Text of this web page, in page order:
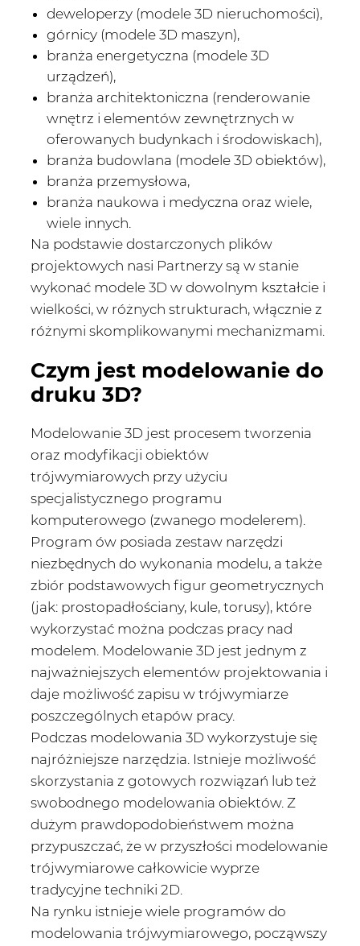
deweloperzy (modele 3D nieruchomości),
górnicy (modele 3D maszyn),
branża energetyczna (modele 3D
urządzeń),
branża architektoniczna (renderowanie
wnętrz i elementów zewnętrznych w
oferowanych budynkach i środowiskach),
branża budowlana (modele 3D obiektów),
branża przemysłowa,
branża naukowa i medyczna oraz wiele,
wiele innych.
Na podstawie dostarczonych plików
projektowych nasi Partnerzy są w stanie
wykonać modele 3D w dowolnym kształcie i
wielkości, w różnych strukturach, włącznie z
różnymi skomplikowanymi mechanizmami.
Czym jest modelowanie do
druku 3D?
Modelowanie 3D jest procesem tworzenia
oraz modyfikacji obiektów
trójwymiarowych przy użyciu
specjalistycznego programu
komputerowego (zwanego modelerem).
Program ów posiada zestaw narzędzi
niezbędnych do wykonania modelu, a także
zbiór podstawowych figur geometrycznych
(jak: prostopadłościany, kule, torusy), które
wykorzystać można podczas pracy nad
modelem. Modelowanie 3D jest jednym z
najważniejszych elementów projektowania i
daje możliwość zapisu w trójwymiarze
poszczególnych etapów pracy.
Podczas modelowania 3D wykorzystuje się
najróżniejsze narzędzia. Istnieje możliwość
skorzystania z gotowych rozwiązań lub też
swobodnego modelowania obiektów. Z
dużym prawdopodobieństwem można
przypuszczać, że w przyszłości modelowanie
trójwymiarowe całkowicie wyprze
tradycyjne techniki 2D.
Na rynku istnieje wiele programów do
modelowania trójwymiarowego, począwszy